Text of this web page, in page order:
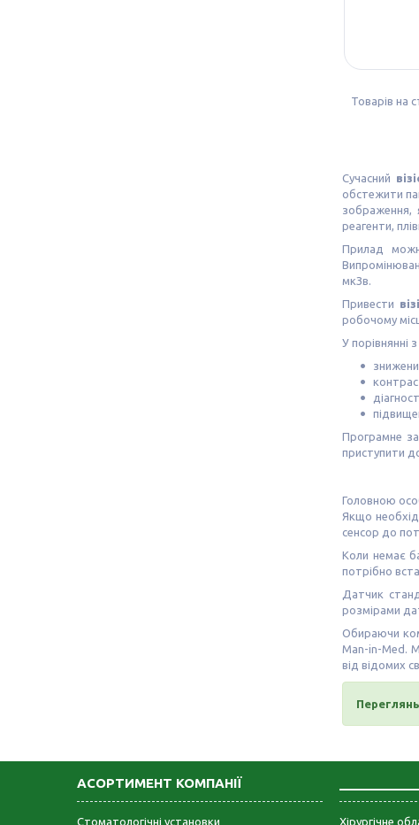
Сучасний
обстежити
зображення,
реагенти,
Прилад
мкЗв.
Привести
робочому
У порівнянні
Програмне
приступити
Головною
Якщо
сенсор до
Коли немає
потрібно
Датчик
розмірами
Обираючи
Man-in-Med.
від відомих
АСОРТИМЕНТ КОМПАНІЇ
Стоматологічні установки Хірургічне